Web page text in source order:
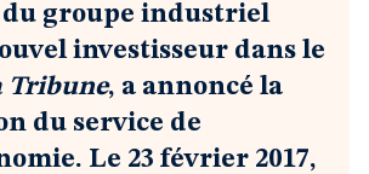
groupe industriel
investisseur dans le
Tribune, a annoncé la
du service de
Le 23 février 2017,